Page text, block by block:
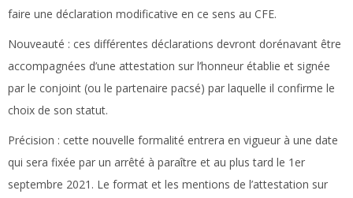
faire une déclaration modificative en ce sens au CFE.
Nouveauté : ces différentes déclarations devront dorénavant être
accompagnées d’une attestation sur l’honneur établie et signée
par le conjoint (ou le partenaire pacsé) par laquelle il confirme le
choix de son statut.
Précision : cette nouvelle formalité entrera en vigueur à une date
qui sera fixée par un arrêté à paraître et au plus tard le 1er
septembre 2021. Le format et les mentions de l’attestation sur